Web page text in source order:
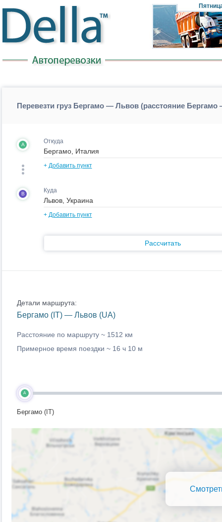
Перевезти груз Бергамо — Львов (расстояние
A Откуда
+ Добавить пункт
B Куда
+ Добавить пункт
Рассчитать
Детали маршрута:
Бергамо (IT) — Львов (UA)
Расстояние по маршруту ~ 1512 км
Примерное время поездки ~ 16 ч 10 м
A
Бергамо (IT)